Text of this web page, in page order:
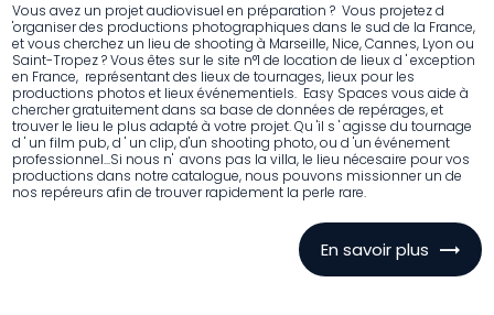
Vous avez un projet audiovisuel en préparation ? Vous projetez d
'organiser des productions photographiques dans le sud de la France,
et vous cherchez un lieu de shooting à Marseille, Nice, Cannes, Lyon ou
Saint-Tropez ? Vous êtes sur le site n°1 de location de lieux d ' exception
en France, représentant des lieux de tournages, lieux pour les
productions photos et lieux événementiels. Easy Spaces vous aide à
chercher gratuitement dans sa base de données de repérages, et
trouver le lieu le plus adapté à votre projet. Qu 'il s ' agisse du tournage
d ' un film pub, d ' un clip, d'un shooting photo, ou d 'un événement
professionnel...Si nous n' avons pas la villa, le lieu nécesaire pour vos
productions dans notre catalogue, nous pouvons missionner un de
nos repéreurs afin de trouver rapidement la perle rare.
En savoir plus